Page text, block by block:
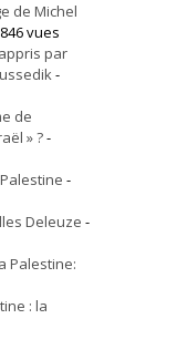
de Michel
vues
par
-
de
» ?-
-
Deleuze -
Palestine:
: la